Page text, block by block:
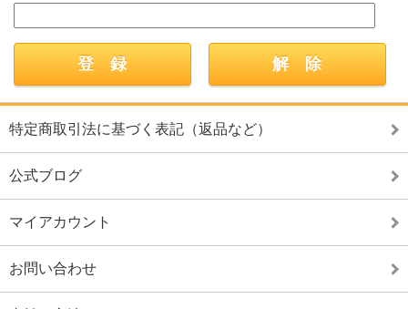
特定商取引法に基づく表記（返品など）
公式ブログ
マイアカウント
お問い合わせ